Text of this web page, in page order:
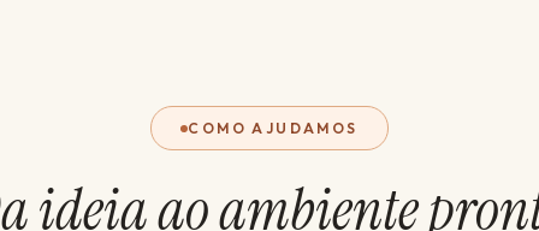
COMO AJUDAMOS
ideia ao ambiente